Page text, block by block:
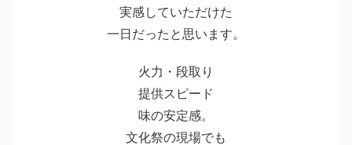
実感していただけた
一日だったと思います。
火力・段取り
提供スピード
味の安定感。
文化祭の現場でも